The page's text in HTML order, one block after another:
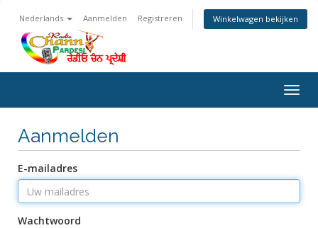
Nederlands Aanmelden Registreren Winkelwagen bekijken
Aanmelden
E-mailadres
Wachtwoord